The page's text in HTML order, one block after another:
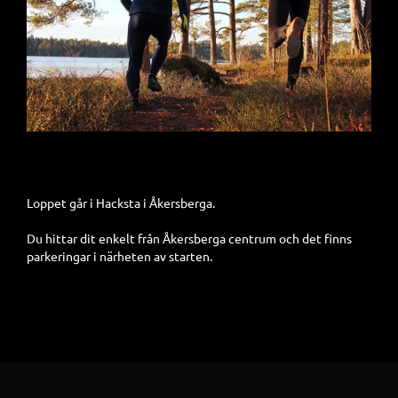
Loppet går i Hacksta i Åkersberga.
Du hittar dit enkelt från Åkersberga centrum och det finns
parkeringar i närheten av starten.